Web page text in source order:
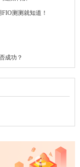
测测就知道！
成功？